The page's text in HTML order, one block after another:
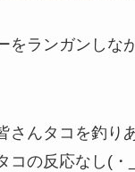
をランガンしな
さんタコを釣り
コの反応なし(・